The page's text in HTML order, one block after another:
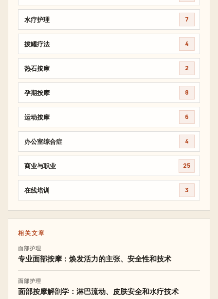
水疗护理 7
拔罐疗法 4
热石按摩 2
孕期按摩 8
运动按摩 6
办公室综合症 4
商业与职业 25
在线培训 3
相关文章
面部护理
专业面部按摩：焕发活力的主张、安全性和技术
面部护理
面部按摩解剖学：淋巴流动、皮肤安全和水疗技术